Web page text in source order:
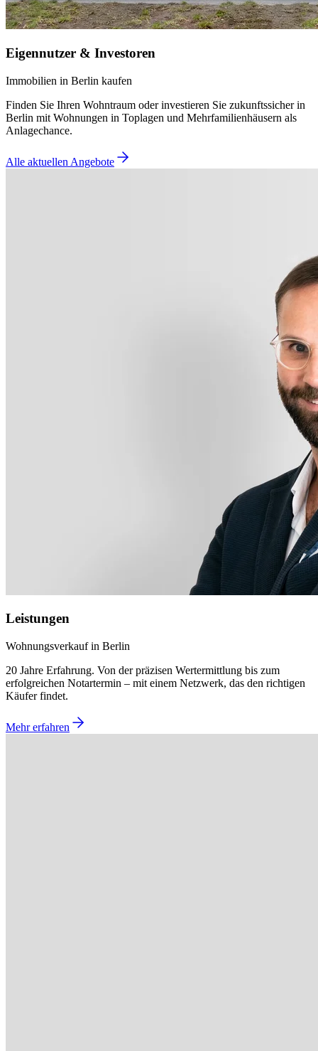
Eigennutzer & Investoren
Immobilien in Berlin kaufen
Finden Sie Ihren Wohntraum oder investieren Sie zukunftssicher in
Berlin mit Wohnungen in Toplagen und Mehrfamilienhäusern als
Anlagechance.
Alle aktuellen Angebote
Leistungen
Wohnungsverkauf in Berlin
20 Jahre Erfahrung. Von der präzisen Wertermittlung bis zum
erfolgreichen Notartermin – mit einem Netzwerk, das den richtigen
Käufer findet.
Mehr erfahren